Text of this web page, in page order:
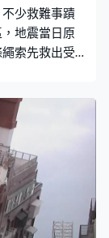
不少救難事蹟
地震當日原
索先救出受
這名希臘男
表蔡爾晃的
外三人正身
不能沒有任
，但想起先
認為該出手
Belbas先帶